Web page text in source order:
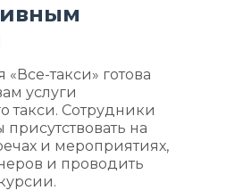
такси» готова
услуги
такси. Сотрудники
на
и мероприятиях,
и проводить